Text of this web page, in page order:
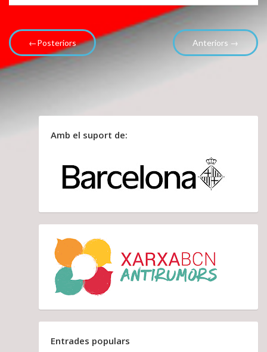
←Posteriors Anteriors →
Amb el suport de:
Entrades populars